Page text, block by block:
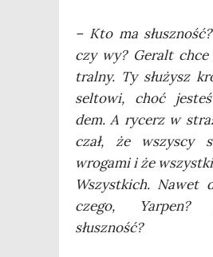
– Kto ma
czy wy? Geralt
tral­ny. Ty słu­żysz
sel­to­wi, choć
dem. A rycerz w
czał, że wszy­scy
wro­ga­mi i że
Wszyst­kich. Nawet
cze­go,
słuszność?